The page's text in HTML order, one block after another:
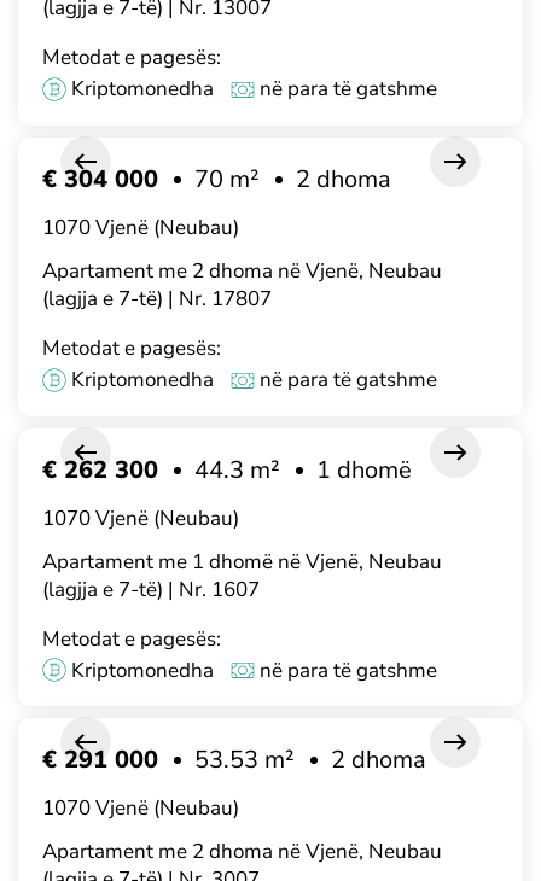
(lagjja e 7-të) | Nr. 13007
Metodat e pagesës:
Kriptomonedha
në para të gatshme
Apartament me 2 dhoma në Vjenë, Neubau
(lagjja e 7-të) | Nr. 17807
€ 304 000 70 m² 2 dhoma
1070 Vjenë (Neubau)
Metodat e pagesës:
Kriptomonedha
në para të gatshme
Apartament me 1 dhomë në Vjenë, Neubau
(lagjja e 7-të) | Nr. 1607
€ 262 300 44.3 m² 1 dhomë
1070 Vjenë (Neubau)
Metodat e pagesës:
Kriptomonedha
në para të gatshme
Apartament me 2 dhoma në Vjenë, Neubau
€ 291 000 53.53 m² 2 dhoma
1070 Vjenë (Neubau)